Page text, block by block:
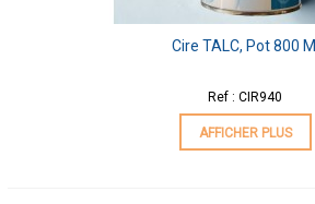
Cire TALC, Pot 800 Ml
Ref : CIR940
AFFICHER PLUS